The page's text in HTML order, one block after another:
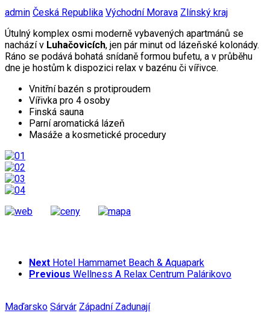
admin Česká Republika Východní Morava Zlínský kraj
Útulný komplex osmi moderně vybavených apartmánů se
nachází v Luhačovicích, jen pár minut od lázeňské kolonády.
Ráno se podává bohatá snídaně formou bufetu, a v průběhu
dne je hostům k dispozici relax v bazénu či vířivce.
Vnitřní bazén s protiproudem
Vířivka pro 4 osoby
Finská sauna
Parní aromatická lázeň
Masáže a kosmetické procedury
Next Hotel Hammamet Beach & Aquapark
Previous Wellness A Relax Centrum Palárikovo
Maďarsko Sárvár Západní Zadunají